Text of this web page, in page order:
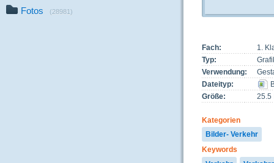
Fotos (28981)
Fach:
1.
Typ:
Verwendung:
Dateityp:
Größe:
25.5
Kategorien
Bilder- Verkehr
Keywords